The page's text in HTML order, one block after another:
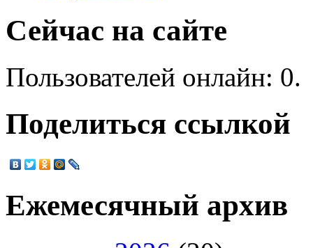
Сейчас на сайте
Пользователей онлайн: 0.
Поделиться ссылкой
Ежемесячный архив